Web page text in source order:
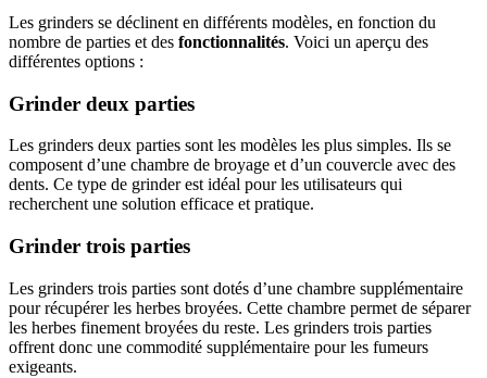
Les grinders se déclinent en différents modèles, en fonction du
nombre de parties et des fonctionnalités. Voici un aperçu des
différentes options :
Grinder deux parties
Les grinders deux parties sont les modèles les plus simples. Ils se
composent d’une chambre de broyage et d’un couvercle avec des
dents. Ce type de grinder est idéal pour les utilisateurs qui
recherchent une solution efficace et pratique.
Grinder trois parties
Les grinders trois parties sont dotés d’une chambre supplémentaire
pour récupérer les herbes broyées. Cette chambre permet de séparer
les herbes finement broyées du reste. Les grinders trois parties
offrent donc une commodité supplémentaire pour les fumeurs
exigeants.